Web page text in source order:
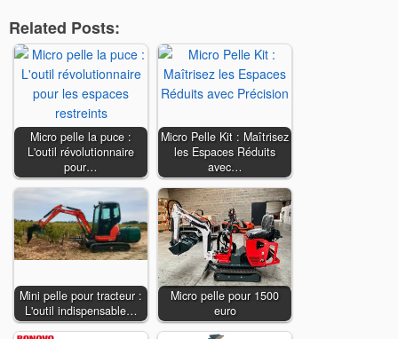
Related Posts:
Micro pelle la puce :
L'outil révolutionnaire
pour…
Micro Pelle Kit : Maîtrisez
les Espaces Réduits
avec…
Mini pelle pour tracteur :
L'outil indispensable…
Micro pelle pour 1500
euro